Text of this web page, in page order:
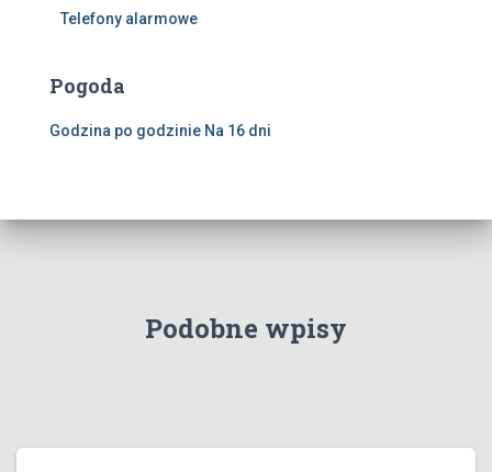
Telefony alarmowe
Pogoda
Godzina po godzinie Na 16 dni
Podobne wpisy